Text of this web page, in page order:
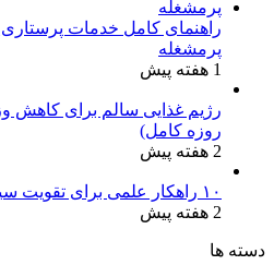
راهنمای کامل خدمات پرستاری
پرمشغله
1 هفته پیش
روزه کامل)
2 هفته پیش
۱۰ راهکار علمی برای تقویت سیستم ایمنی بدن در خانه
2 هفته پیش
دسته ها